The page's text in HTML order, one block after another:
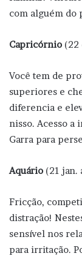
com alguém do
Capricórnio (22
Você tem de
superiores e
diferencia e
nisso. Acesso a
Garra para
Aquário (21 jan.
Fricção,
distração!
sensível nos
para irritação.